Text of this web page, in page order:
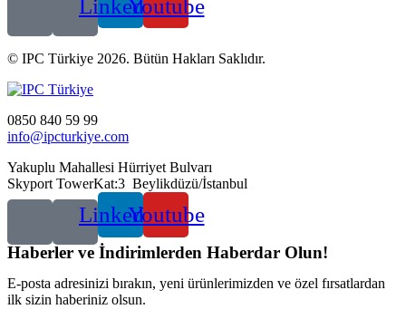
LinkedinYoutube
© IPC Türkiye 2026. Bütün Hakları Saklıdır.
0850 840 59 99
info@ipcturkiye.com
Yakuplu Mahallesi Hürriyet Bulvarı
Skyport TowerKat:3 Beylikdüzü/İstanbul
LinkedinYoutube
Haberler ve İndirimlerden Haberdar Olun!
E-posta adresinizi bırakın, yeni ürünlerimizden ve özel fırsatlardan
ilk sizin haberiniz olsun.